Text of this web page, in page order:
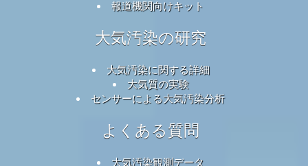
報道機関向けキット
大気汚染の研究
大気汚染に関する詳細
大気質の実験
センサーによる大気汚染分析
よくある質問
大気汚染観測データ